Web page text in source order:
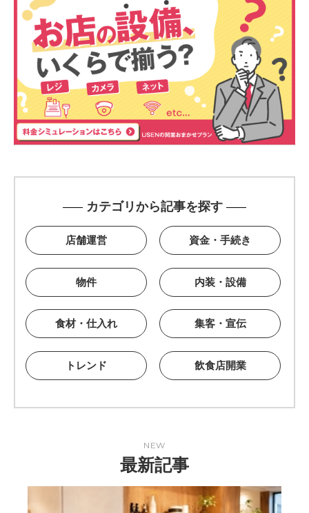
カテゴリから記事を探す
店舗運営 資金・手続き
物件 内装・設備
食材・仕入れ 集客・宣伝
トレンド 飲食店開業
NEW
最新記事